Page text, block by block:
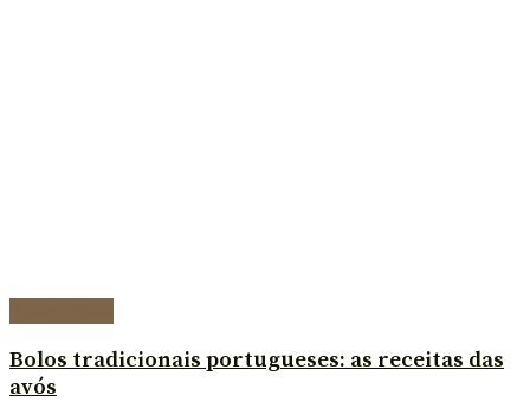
Bolos tradicionais portugueses: as receitas das
avós